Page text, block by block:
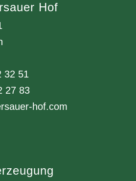
Hof
32 51
27 83
hof.com